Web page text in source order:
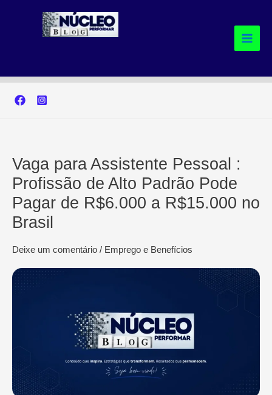
Vaga para Assistente Pessoal :
Profissão de Alto Padrão Pode
Pagar de R$6.000 a R$15.000 no
Brasil
Deixe um comentário / Emprego e Benefícios